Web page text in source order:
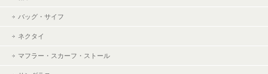
バッグ・サイフ
ネクタイ
マフラー・スカーフ・ストール